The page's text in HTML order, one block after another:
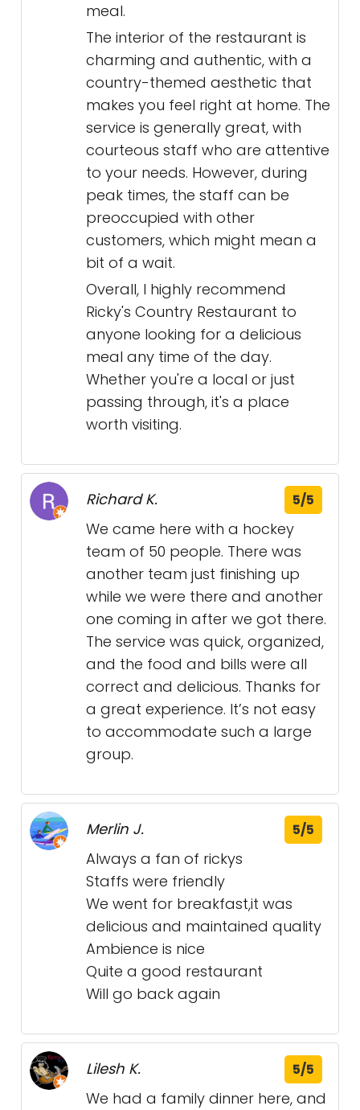
meal.
The interior of the restaurant is
charming and authentic, with a
country-themed aesthetic that
makes you feel right at home. The
service is generally great, with
courteous staff who are attentive
to your needs. However, during
peak times, the staff can be
preoccupied with other
customers, which might mean a
bit of a wait.
Overall, I highly recommend
Ricky's Country Restaurant to
anyone looking for a delicious
meal any time of the day.
Whether you're a local or just
passing through, it's a place
worth visiting.
Richard K. 5/5
We came here with a hockey
team of 50 people. There was
another team just finishing up
while we were there and another
one coming in after we got there.
The service was quick, organized,
and the food and bills were all
correct and delicious. Thanks for
a great experience. It’s not easy
to accommodate such a large
group.
Merlin J. 5/5
Always a fan of rickys
Staffs were friendly
We went for breakfast,it was
delicious and maintained quality
Ambience is nice
Quite a good restaurant
Will go back again
Lilesh K. 5/5
We had a family dinner here, and